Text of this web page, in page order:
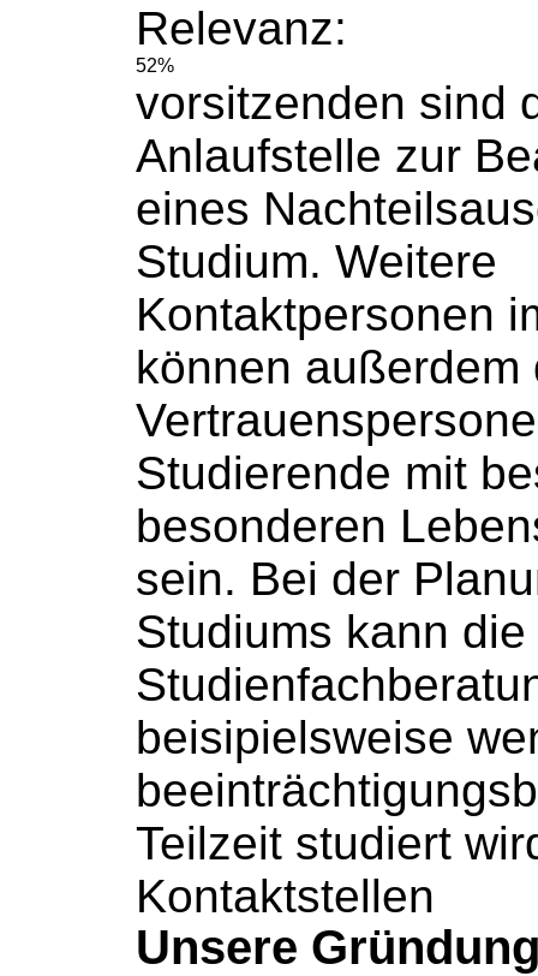
Relevanz:
52%
vorsitzenden sind
Anlaufstelle zur
eines
Studium.Weitere
Kontaktpersonen
können außerdem
Studierende mit
besonderen
sein. Bei der
Studiums kann die
beisipielsweise
Teilzeit studiert
Kontaktstellen
Unsere